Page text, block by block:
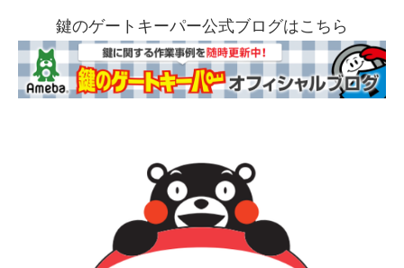
鍵のゲートキーパー公式ブログはこちら